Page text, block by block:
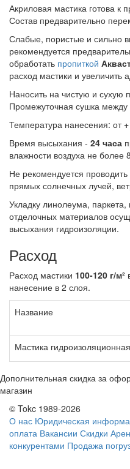
Акриловая мастика готова к
Состав предварительно
Слабые, пористые и сильно
рекомендуется
обработать пропиткой
расход мастики и увеличить
Наносить на чистую и сухую
Промежуточная сушка
Температура нанесения: от
Время высыхания - 24 часа
влажности воздуха не более
Не рекомендуется
прямых солнечных лучей,
Укладку линолеума,
отделочных материалов
высыхания гидроизоляции.
Расход
Расход мастики 100-120 г/м²
нанесение в 2 слоя.
Название
Мастика
Дополнительная скидка за
магазин
© Tokc 1989-2026
О нас Юридическая
оплата Вакансии Скидки
конкурентами Продажа